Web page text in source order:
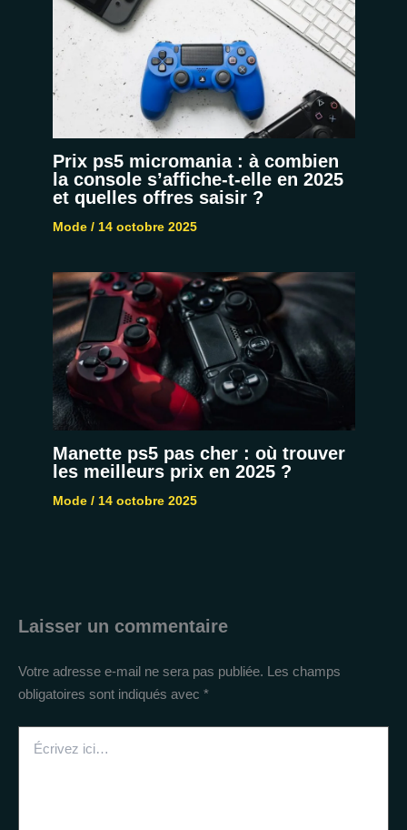
Prix ps5 micromania : à combien
la console s’affiche-t-elle en 2025
et quelles offres saisir ?
Mode/ 14 octobre 2025
Manette ps5 pas cher : où trouver
les meilleurs prix en 2025 ?
Mode/ 14 octobre 2025
Laisser un commentaire
Votre adresse e-mail ne sera pas publiée. Les champs
obligatoires sont indiqués avec *
ici…